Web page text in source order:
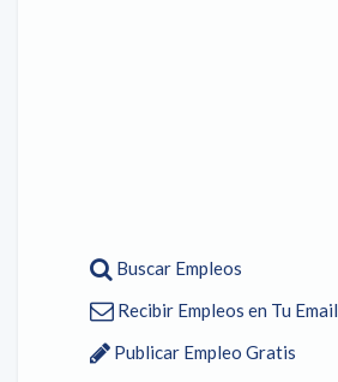
Buscar Empleos
Recibir Empleos en Tu Email
Publicar Empleo Gratis